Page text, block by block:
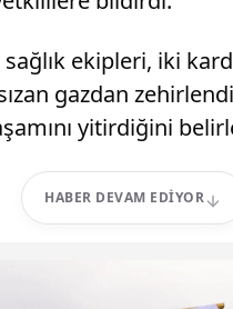
sağlık ekipleri, iki
gazdan
yitirdiğini
HABER DEVAM EDIYOR